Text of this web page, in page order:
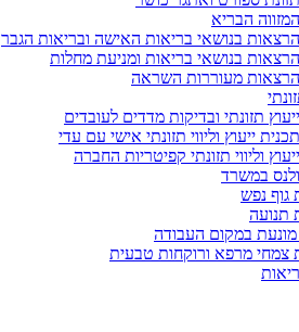
המזווה הבריא
הרצאות בנושאי בריאות האישה ובריאות הגבר
הרצאות בנושאי בריאות ומניעת מחלות
הרצאות מעוררות השראה
ייעוץ תזונתי ובדיקות מדדים לעובדים
תכנית ייעוץ וליווי תזונתי אישי עם עדי
ייעוץ וליווי תזונתי קפיטריות החברה
במשרד
גוף נפש
תנועה
במקום העבודה
צמחי מרפא ורוקחות טבעית